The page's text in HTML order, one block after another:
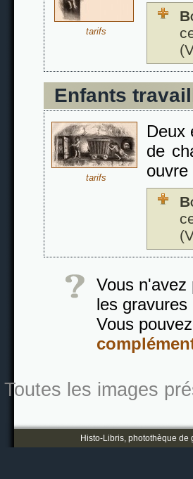
tarifs
Enfants
tarifs
Deux
de
ouvre
Vous n'avez
les gravures
Vous
Toutes les images
Histo-Libris, photothèque